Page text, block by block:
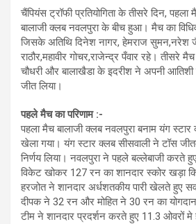
चैंपियंस ट्रॉफी प्रतियोगिता के तीसरे दिन,
बालाजी क्लब नवलपुरा के बीच हुआ। मैच का
जिसके अतिथि दिनेश नागर, हेमराज सुमन,नरेश
राठौर,महावीर गोचर,राजेन्द्र पँवार रहे। तीसरे
चौधरी और बालाखैडा के इदरीश ने अपनी आतिशी
जीत लिया।
पहले मैच का परिणाम :-
पहला मैच बालाजी क्लब नवलपुरा बनाम यंग
खेला गया। यंग स्टार क्लब सीसवाली ने टॉस
निर्णय लिया। नवलपुरा ने पहले बल्लेबाजी करते
विकेट खोकर 127 रन का शानदार स्कोर खड़ा
हरजोत ने शानदार अर्धशतकीय पारी खेलते हुए
दीपक ने 32 रन और मोहित ने 30 रन का योगदान
टीम ने शानदार प्रदर्शन करते हुए 11.3 ओवरों मे